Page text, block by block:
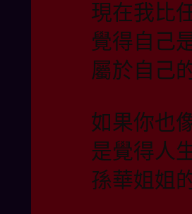
現在我比
覺得自己
屬於自己
如果你也
是覺得人
孫華姐姐